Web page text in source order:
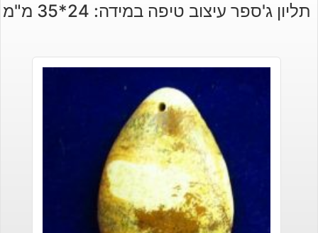
תליון ג'ספר עיצוב טיפה במידה: 24*35 מ"מ